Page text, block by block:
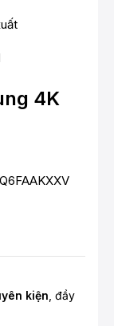
4K
kiện, đầy